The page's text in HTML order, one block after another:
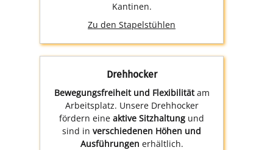
Kantinen.
Zu den Stapelstühlen
Drehhocker
Bewegungsfreiheit und Flexibilitätam
Arbeitsplatz. Unsere Drehhocker
fördern eineaktive Sitzhaltung und
sind inverschiedenen Höhen und
Ausführungen erhältlich.